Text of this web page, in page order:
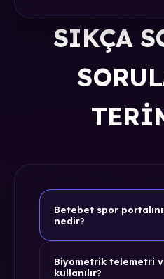
SIKÇA
Betebet spor
nedir?
Biyometrik telemetri
kullanılır?